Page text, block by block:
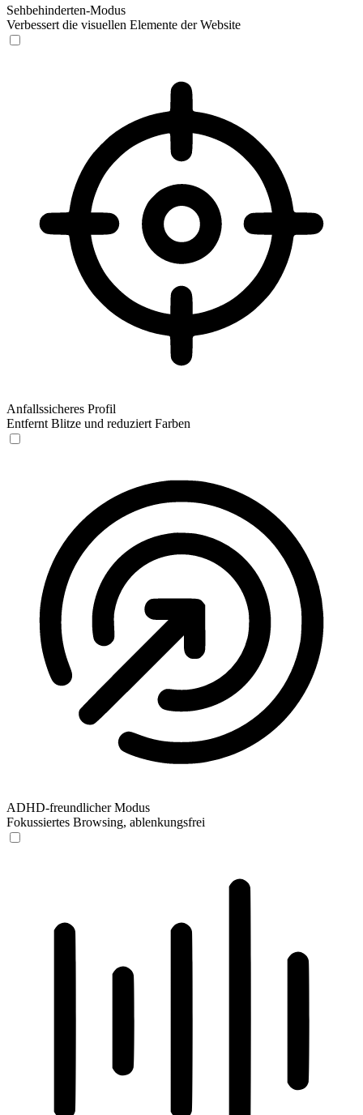
Sehbehinderten-Modus
Verbessert die visuellen Elemente der Website
Anfallssicheres Profil
Entfernt Blitze und reduziert Farben
ADHD-freundlicher Modus
Fokussiertes Browsing, ablenkungsfrei